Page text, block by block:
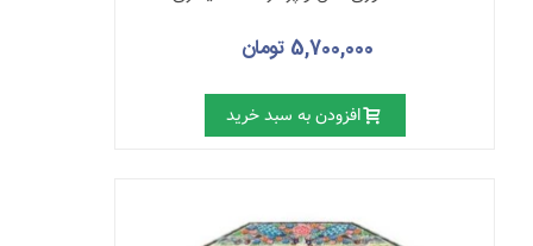
5,700,000 تومان
افزودن به سبد خرید